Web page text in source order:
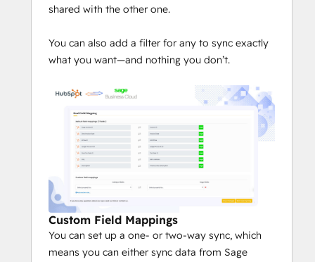
shared with the other one.
You can also add a filter for any to sync exactly
what you want—and nothing you don’t.
Custom Field Mappings
You can set up a one- or two-way sync, which
means you can either sync data from Sage